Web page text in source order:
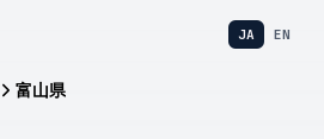
JA EN
富山県